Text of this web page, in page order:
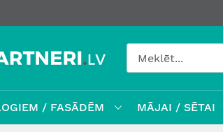
/ FASĀDĒM MĀJAI / SĒTAI